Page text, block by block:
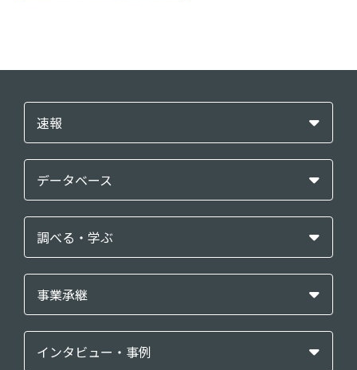
速報
データベース
調べる・学ぶ
事業承継
インタビュー・事例